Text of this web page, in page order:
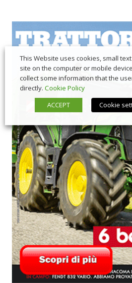
This Website uses cookies, small
site on the computer or mobile
collect some information that the
directly. Cookie Policy
ACCEPT
Cookie